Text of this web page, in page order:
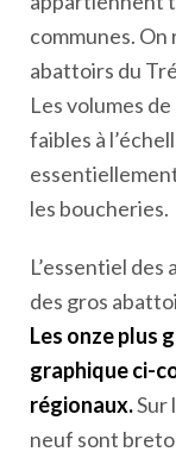
communes.
abattoirs du
Les volumes
faibles à
les boucheries.
L’essentiel
des gros
Les onze plus
graphique ci-
régionaux.Sur
neuf sont